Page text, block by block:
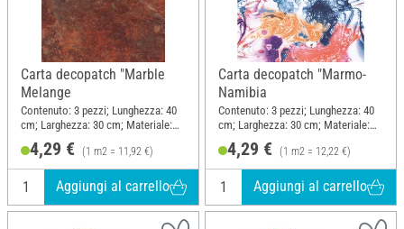
Carta decopatch "Marble
Melange
Contenuto: 3 pezzi; Lunghezza: 40
cm; Larghezza: 30 cm; Materiale:
4,29 € (1 m2 = 11,92 €)
Aggiungi al carrello
Carta decopatch "Marmo-
Namibia
Contenuto: 3 pezzi; Lunghezza: 40
cm; Larghezza: 30 cm; Materiale:
4,29 € (1 m2 = 12,22 €)
Aggiungi al carrello